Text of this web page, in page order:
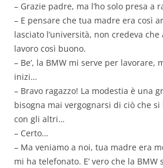
– Grazie padre, ma l’ho solo presa a
– E pensare che tua madre era così
lasciato l’università, non credeva
lavoro così buono.
– Be’, la BMW mi serve per lavorare,
inizi…
– Bravo ragazzo! La modestia è una
bisogna mai vergognarsi di ciò che
con gli altri…
– Certo…
– Ma veniamo a noi, tua madre era
mi ha telefonato. E’ vero che la BMW